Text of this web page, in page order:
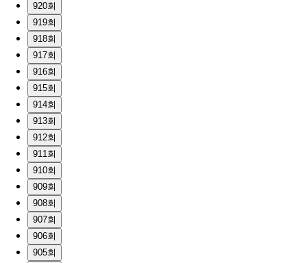
920회
919회
918회
917회
916회
915회
914회
913회
912회
911회
910회
909회
908회
907회
906회
905회